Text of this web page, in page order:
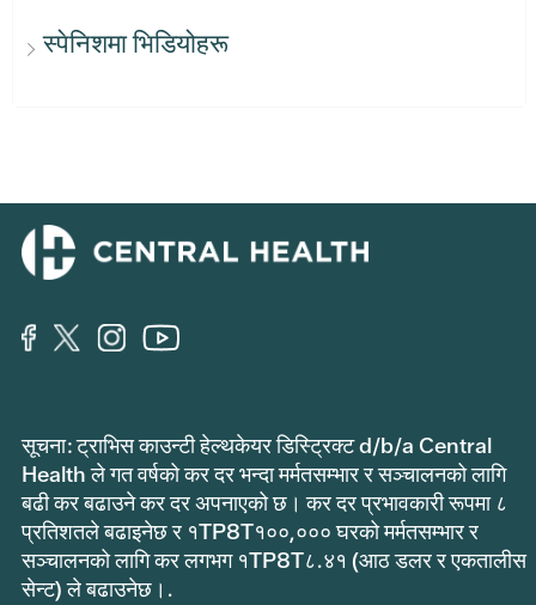
स्पेनिशमा भिडियोहरू
सूचना: ट्राभिस काउन्टी हेल्थकेयर डिस्ट्रिक्ट d/b/a Central
Health ले गत वर्षको कर दर भन्दा मर्मतसम्भार र सञ्चालनको लागि
बढी कर बढाउने कर दर अपनाएको छ। कर दर प्रभावकारी रूपमा ८
प्रतिशतले बढाइनेछ र १TP8T१००,००० घरको मर्मतसम्भार र
सञ्चालनको लागि कर लगभग १TP8T८.४१ (आठ डलर र एकतालीस
सेन्ट) ले बढाउनेछ।.